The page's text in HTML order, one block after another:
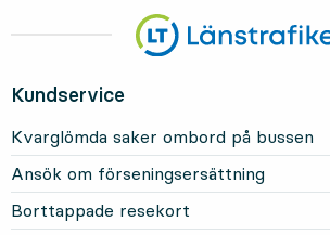
Kundservice
Kvarglömda saker ombord på bussen
Ansök om förseningsersättning
Borttappade resekort